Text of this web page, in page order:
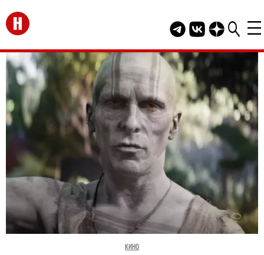
Перейти на главную
Telegram канал
Группа HELLO
Канал
КИНО